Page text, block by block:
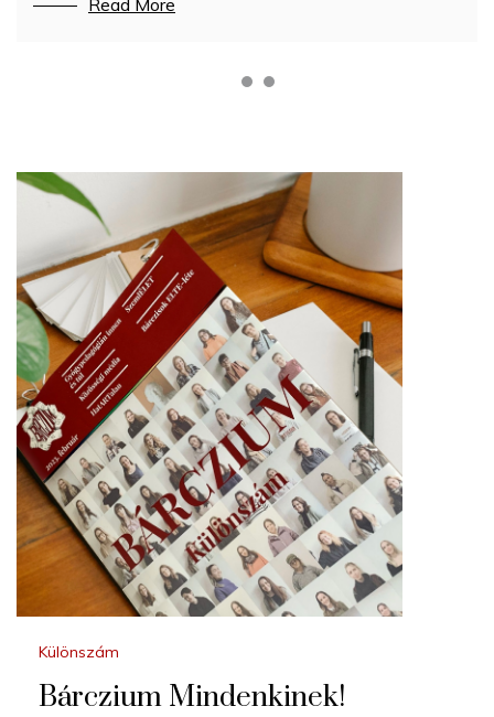
Read More
Read More
Különszám
Bárczium Mindenkinek!